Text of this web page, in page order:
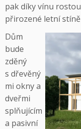
pak díky vínu
přirozené letní
Dům
bude
zděný
s dřevěný
mi okny a
dveřmi
splňujícím
a pasivní